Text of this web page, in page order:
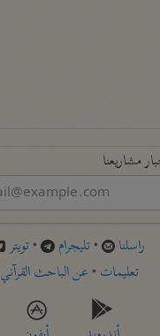
مشاريعنا
راسلنا •تليجرام •تويتر
تعليمات •عن الباحث القرآني